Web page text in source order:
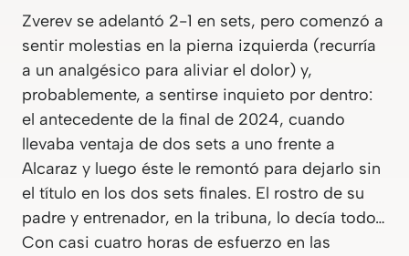
Zverev se adelantó 2-1 en sets, pero comenzó a
sentir molestias en la pierna izquierda (recurría
a un analgésico para aliviar el dolor) y,
probablemente, a sentirse inquieto por dentro:
el antecedente de la final de 2024, cuando
llevaba ventaja de dos sets a uno frente a
Alcaraz y luego éste le remontó para dejarlo sin
el título en los dos sets finales. El rostro de su
padre y entrenador, en la tribuna, lo decía todo…
Con casi cuatro horas de esfuerzo en las